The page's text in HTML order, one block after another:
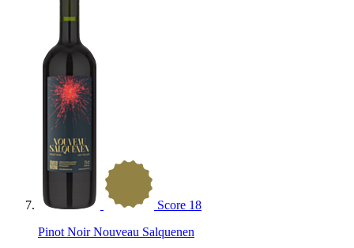
Score 18
Pinot Noir Nouveau Salquenen